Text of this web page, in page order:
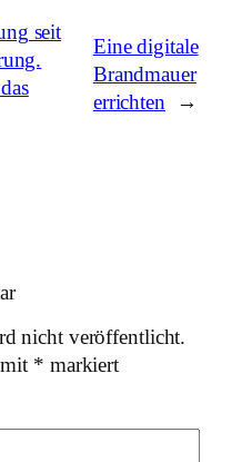
seit
Eine digitale
Brandmauer
errichten
→
nicht veröffentlicht.
* markiert